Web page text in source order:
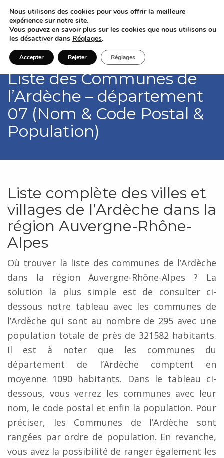
Liste des Communes de
l’Ardèche – département
07 (Nom & Code Postal &
Population)
Liste complète des villes et
villages de l’Ardèche dans la
région Auvergne-Rhône-
Alpes
Où trouver la liste des communes de l’Ardèche
dans la région Auvergne-Rhône-Alpes ? La
solution la plus simple est de consulter ci-
dessous notre tableau avec les communes de
l’Ardèche qui sont au nombre de 295 avec une
population totale de près de 321582 habitants.
Il est à noter que les communes du
département de l’Ardèche comptent en
moyenne 1090 habitants. Dans le tableau ci-
dessous, vous verrez les communes avec leur
nom, le code postal et enfin la population. Pour
préciser, les Communes de l’Ardèche sont
rangées par ordre de population. En revanche,
vous avez la possibilité de ranger également les
Nous utilisons des cookies pour vous offrir la meilleure
expérience sur notre site.
Vous pouvez en savoir plus sur les cookies que nous utilisons ou
les désactiver dans Réglages.
Accepter Rejeter Réglages